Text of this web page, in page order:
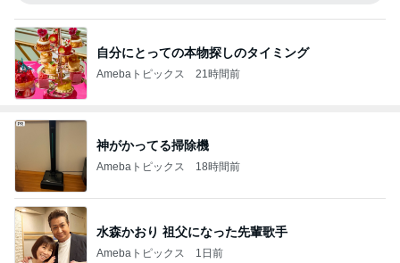
自分にとっての本物探しのタイミング
Amebaトピックス 21時間前
神がかってる掃除機
Amebaトピックス 18時間前
水森かおり 祖父になった先輩歌手
Amebaトピックス 1日前